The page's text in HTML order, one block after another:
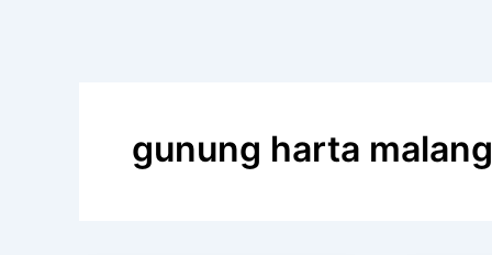
gunung harta malang